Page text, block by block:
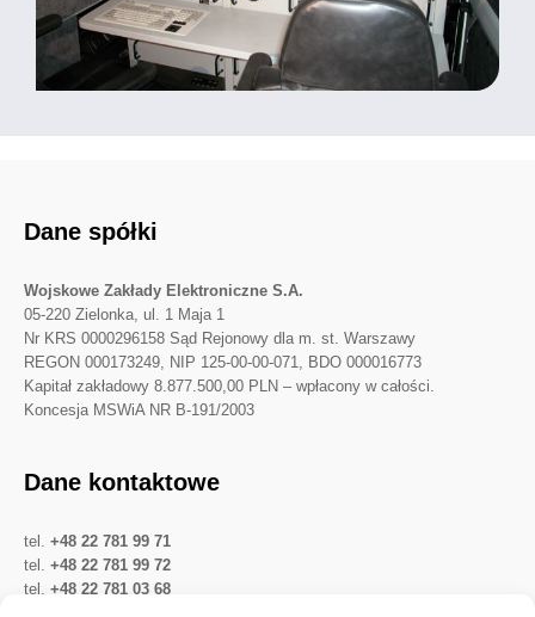
Dane spółki
Wojskowe Zakłady Elektroniczne S.A.
05-220 Zielonka, ul. 1 Maja 1
Nr KRS 0000296158 Sąd Rejonowy dla m. st. Warszawy
REGON 000173249, NIP 125-00-00-071, BDO 000016773
Kapitał zakładowy 8.877.500,00 PLN – wpłacony w całości.
Koncesja MSWiA NR B-191/2003
Dane kontaktowe
tel. +48 22 781 99 71
tel. +48 22 781 99 72
tel. +48 22 781 03 68